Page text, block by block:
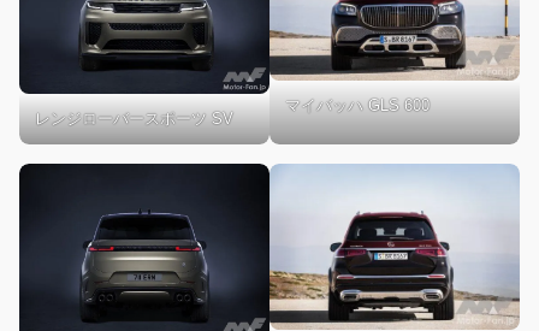
レンジローバースポーツ SV
マイバッハ GLS 600